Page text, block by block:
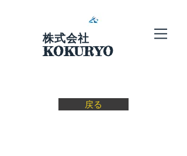
株式会社
KOKURYO
戻る